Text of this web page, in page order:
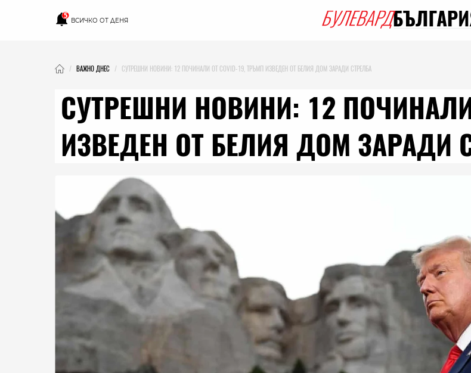
5
ВСИЧКО ОТ ДЕНЯ
ВАЖНО ДНЕС СУТРЕШНИ НОВИНИ: 12 ПОЧИНАЛИ ОТ COVID-19, ТРЪМП ИЗВЕДЕН ОТ БЕЛИЯ ДОМ ЗАРАДИ СТРЕЛБА
СУТРЕШНИ НОВИНИ: 12
ИЗВЕДЕН ОТ БЕЛИЯ ДОМ ЗАРАДИ